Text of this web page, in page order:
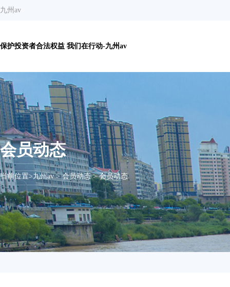
九州av
保护投资者合法权益 我们在行动-九州av
会员动态
当前位置>九州av>会员动态>会员动态